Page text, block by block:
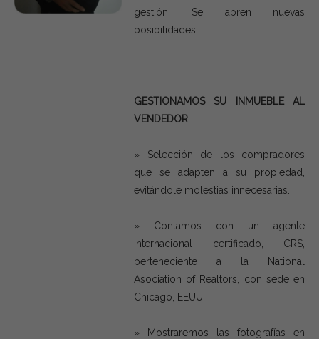
gestión. Se abren nuevas
posibilidades.
GESTIONAMOS SU INMUEBLE AL
VENDEDOR
» Selección de los compradores
que se adapten a su propiedad,
evitándole molestias innecesarias.
» Contamos con un agente
internacional certificado, CRS,
perteneciente a la National
Asociation of Realtors, con sede en
Chicago, EEUU
» Mostraremos las fotografías en